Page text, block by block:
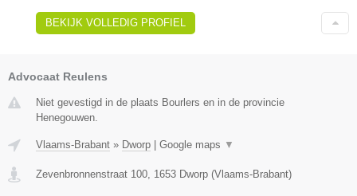
BEKIJK VOLLEDIG PROFIEL
Advocaat Reulens
Niet gevestigd in de plaats Bourlers en in de provincie
Henegouwen.
Vlaams-Brabant » Dworp Google maps ▼
Zevenbronnenstraat 100 1653 Dworp (Vlaams-Brabant)